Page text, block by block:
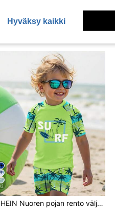
SHEIN Nuoren pojan rento väljä istuvuus pyöreä kaula-aukkoinen lyhythihainen t-paita ja shortsit uima-asusetti, sopii kesään
Hyväksy kaikki